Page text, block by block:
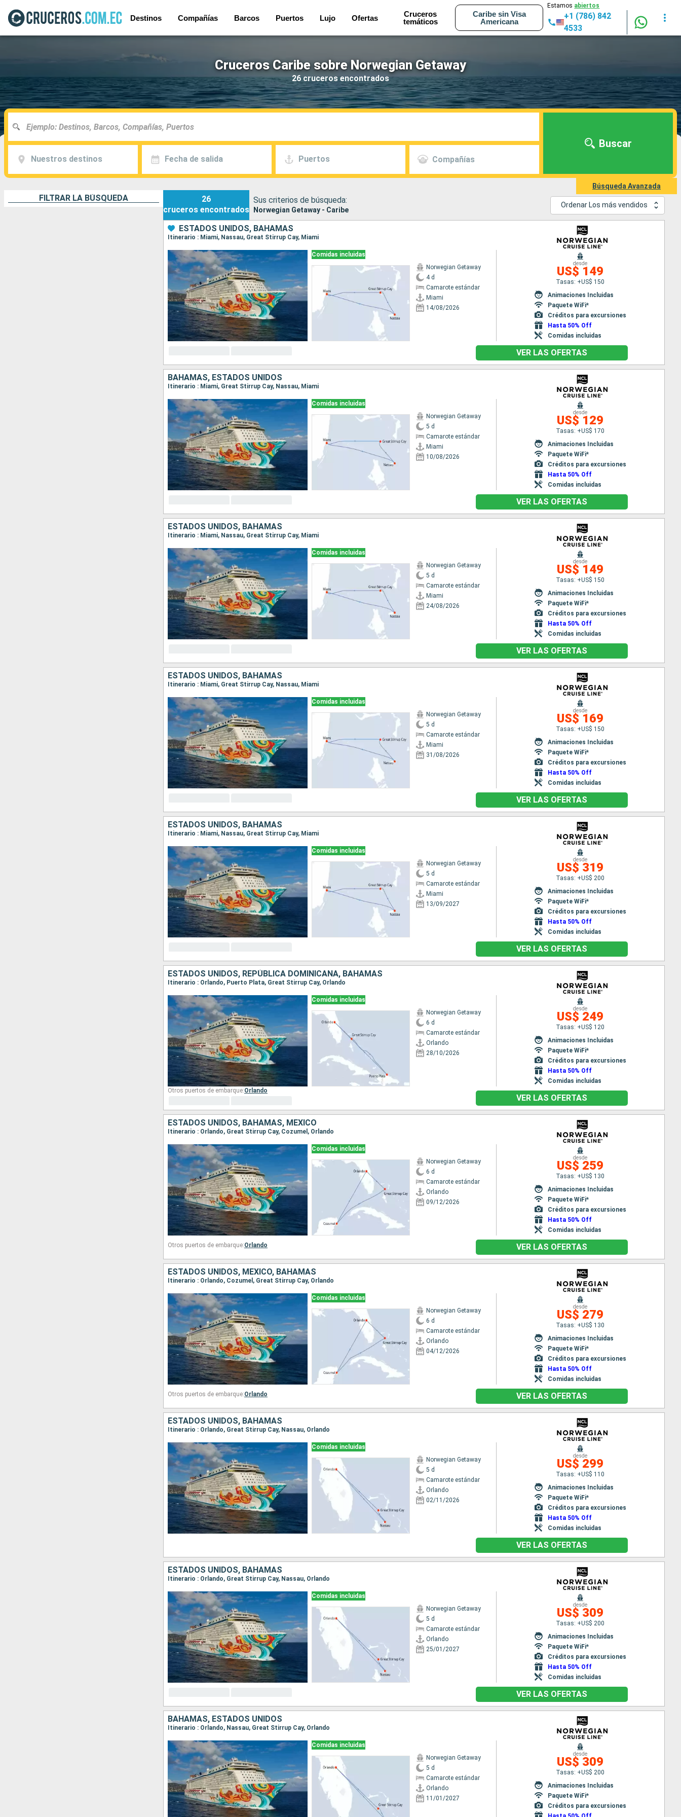
Destinos Compañías Barcos Puertos Lujo Ofertas
Cruceros
temáticos
Caribe sin Visa
Americana
Estamos abiertos
+1 (786) 842
4533
Cruceros Caribe sobre Norwegian Getaway
26 cruceros encontrados
Nuestros destinos Fecha de salida Puertos Compañías
Buscar
Búsqueda Avanzada
FILTRAR LA BÚSQUEDA
26
cruceros encontrados
Sus criterios de búsqueda:
Norwegian Getaway - Caribe
Ordenar Los más vendidos
ESTADOS UNIDOS, BAHAMAS
Itinerario : Miami, Nassau, Great Stirrup Cay, Miami
Comidas incluidas
Norwegian Getaway
4 d
Camarote estándar
Miami
14/08/2026
desde
US$ 149
Tasas: +US$ 150
Animaciones Incluidas
Paquete WiFi*
Créditos para excursiones
Hasta 50% Off
Comidas incluidas
VER LAS OFERTAS
BAHAMAS, ESTADOS UNIDOS
Itinerario : Miami, Great Stirrup Cay, Nassau, Miami
Comidas incluidas
Norwegian Getaway
5 d
Camarote estándar
Miami
10/08/2026
desde
US$ 129
Tasas: +US$ 170
Animaciones Incluidas
Paquete WiFi*
Créditos para excursiones
Hasta 50% Off
Comidas incluidas
VER LAS OFERTAS
ESTADOS UNIDOS, BAHAMAS
Itinerario : Miami, Nassau, Great Stirrup Cay, Miami
Comidas incluidas
Norwegian Getaway
5 d
Camarote estándar
Miami
24/08/2026
desde
US$ 149
Tasas: +US$ 150
Animaciones Incluidas
Paquete WiFi*
Créditos para excursiones
Hasta 50% Off
Comidas incluidas
VER LAS OFERTAS
ESTADOS UNIDOS, BAHAMAS
Itinerario : Miami, Great Stirrup Cay, Nassau, Miami
Comidas incluidas
Norwegian Getaway
5 d
Camarote estándar
Miami
31/08/2026
desde
US$ 169
Tasas: +US$ 150
Animaciones Incluidas
Paquete WiFi*
Créditos para excursiones
Hasta 50% Off
Comidas incluidas
VER LAS OFERTAS
ESTADOS UNIDOS, BAHAMAS
Itinerario : Miami, Nassau, Great Stirrup Cay, Miami
Comidas incluidas
Norwegian Getaway
5 d
Camarote estándar
Miami
13/09/2027
desde
US$ 319
Tasas: +US$ 200
Animaciones Incluidas
Paquete WiFi*
Créditos para excursiones
Hasta 50% Off
Comidas incluidas
VER LAS OFERTAS
ESTADOS UNIDOS, REPÚBLICA DOMINICANA, BAHAMAS
Itinerario : Orlando, Puerto Plata, Great Stirrup Cay, Orlando
Comidas incluidas
Norwegian Getaway
6 d
Camarote estándar
Orlando
28/10/2026
desde
US$ 249
Tasas: +US$ 120
Animaciones Incluidas
Paquete WiFi*
Créditos para excursiones
Hasta 50% Off
Comidas incluidas
Otros puertos de embarque:Orlando
VER LAS OFERTAS
ESTADOS UNIDOS, BAHAMAS, MÉXICO
Itinerario : Orlando, Great Stirrup Cay, Cozumel, Orlando
Comidas incluidas
Norwegian Getaway
6 d
Camarote estándar
Orlando
09/12/2026
desde
US$ 259
Tasas: +US$ 130
Animaciones Incluidas
Paquete WiFi*
Créditos para excursiones
Hasta 50% Off
Comidas incluidas
Otros puertos de embarque:Orlando VER LAS OFERTAS
ESTADOS UNIDOS, MÉXICO, BAHAMAS
Itinerario : Orlando, Cozumel, Great Stirrup Cay, Orlando
Comidas incluidas
Norwegian Getaway
6 d
Camarote estándar
Orlando
04/12/2026
desde
US$ 279
Tasas: +US$ 130
Animaciones Incluidas
Paquete WiFi*
Créditos para excursiones
Hasta 50% Off
Comidas incluidas
Otros puertos de embarque:Orlando VER LAS OFERTAS
ESTADOS UNIDOS, BAHAMAS
Itinerario : Orlando, Great Stirrup Cay, Nassau, Orlando
Comidas incluidas
Norwegian Getaway
5 d
Camarote estándar
Orlando
02/11/2026
desde
US$ 299
Tasas: +US$ 110
Animaciones Incluidas
Paquete WiFi*
Créditos para excursiones
Hasta 50% Off
Comidas incluidas
VER LAS OFERTAS
ESTADOS UNIDOS, BAHAMAS
Itinerario : Orlando, Great Stirrup Cay, Nassau, Orlando
Comidas incluidas
Norwegian Getaway
5 d
Camarote estándar
Orlando
25/01/2027
desde
US$ 309
Tasas: +US$ 200
Animaciones Incluidas
Paquete WiFi*
Créditos para excursiones
Hasta 50% Off
Comidas incluidas
VER LAS OFERTAS
BAHAMAS, ESTADOS UNIDOS
Itinerario : Orlando, Nassau, Great Stirrup Cay, Orlando
Comidas incluidas
Norwegian Getaway
5 d
Camarote estándar
Orlando
11/01/2027
desde
US$ 309
Tasas: +US$ 200
Animaciones Incluidas
Paquete WiFi*
Créditos para excursiones